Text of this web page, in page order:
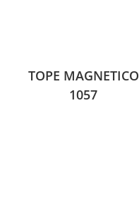
TOPE MAGNETICO
1057